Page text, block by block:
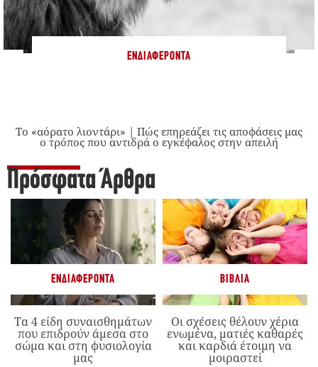
ΕΝΔΙΑΦΈΡΟΝΤΑ
Το «αόρατο λιοντάρι» | Πώς επηρεάζει τις αποφάσεις μας
ο τρόπος που αντιδρά ο εγκέφαλος στην απειλή
Πρόσφατα Άρθρα
ΕΝΔΙΑΦΈΡΟΝΤΑ
Τα 4 είδη συναισθημάτων
που επιδρούν άμεσα στο
σώμα και στη φυσιολογία
μας
ΒΙΒΛΊΑ
Οι σχέσεις θέλουν χέρια
ενωμένα, ματιές καθαρές
και καρδιά έτοιμη να
μοιραστεί